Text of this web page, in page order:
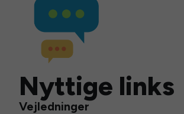
Nyttige links
Vejledninger